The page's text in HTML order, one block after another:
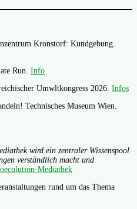
Kronstorf: Kundgebung.
Run. Info
Umwltkongress 2026. Infos
Technisches Museum Wien.
wird ein zentraler Wissenspool
verständlich macht und
Mediathek
rund um das Thema